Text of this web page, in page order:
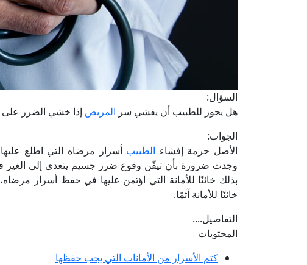
السؤال:
هل يجوز للطبيب أن يفشي سر المريض إذا خشي الضرر على
الجواب:
الأصل حرمة إفشاء الطبيب أسرار مرضاه التي اطلع
وجدت ضرورة بأن تيقّن وقوع ضرر جسيم يتعدى إلى الغير
بذلك خائنًا للأمانة التي اؤتمن عليها في حفظ أسرار
خائنًا للأمانة آثمًا.
التفاصيل....
المحتويات
كتم الأسرار من الأمانات التي يجب حفظها